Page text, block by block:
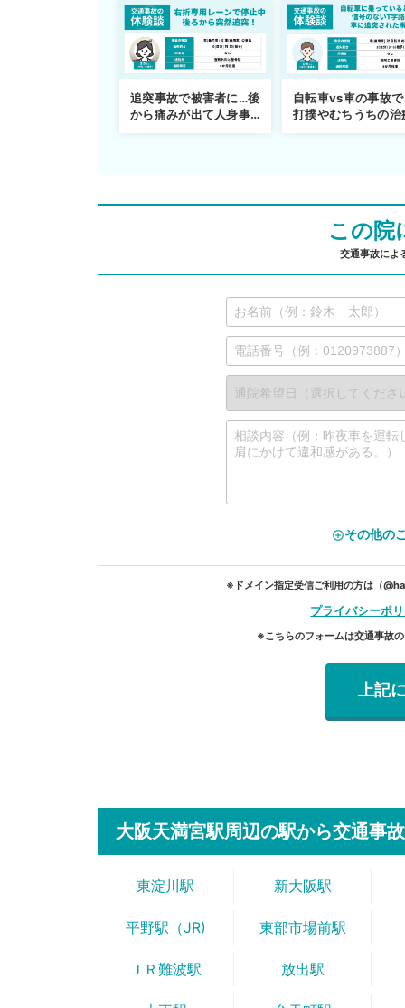
追突事故で被害者に…後
から痛みが出て人身事
故へ切り替え
自転車vs車の事故
打撲やむちうちの治
を進めるまで
この院
交通事故によ
add_circle_outlineその他の
※ドメイン指定受信ご利用の方は（
プライバシーポ
※こちらのフォームは交通事故
大阪天満宮駅周辺の駅から交通事
東淀川駅 新大阪駅
平野駅（JR) 東部市場前駅
ＪＲ難波駅 放出駅